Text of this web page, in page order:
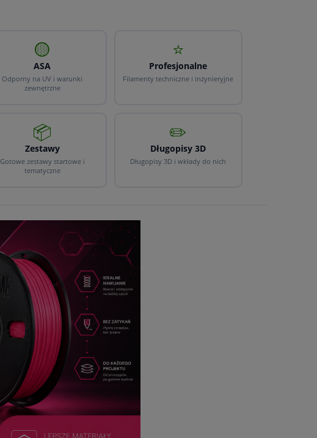
🟡
ASA
Odporny na UV i warunki
zewnętrzne
⭐
Profesjonalne
Filamenty techniczne i inżynieryjne
📦
Zestawy
Gotowe zestawy startowe i
tematyczne
✏️
Długopisy 3D
Długopisy 3D i wkłady do nich